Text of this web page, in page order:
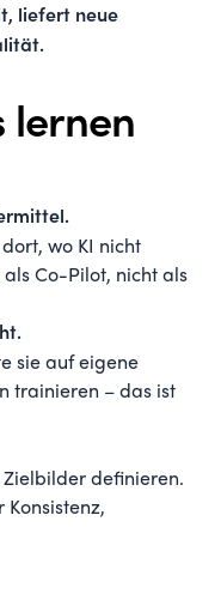
liefert neue
lernen
wo KI nicht
Co-Pilot, nicht als
sie auf eigene
trainieren – das ist
Zielbilder definieren.
Konsistenz,